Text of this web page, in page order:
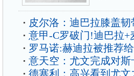
皮尔洛：迪巴拉膝盖
意甲-C罗破门!迪巴拉+
罗马诺:赫迪拉被推荐
意天空：尤文完成对
德塞利：高兴看到尤